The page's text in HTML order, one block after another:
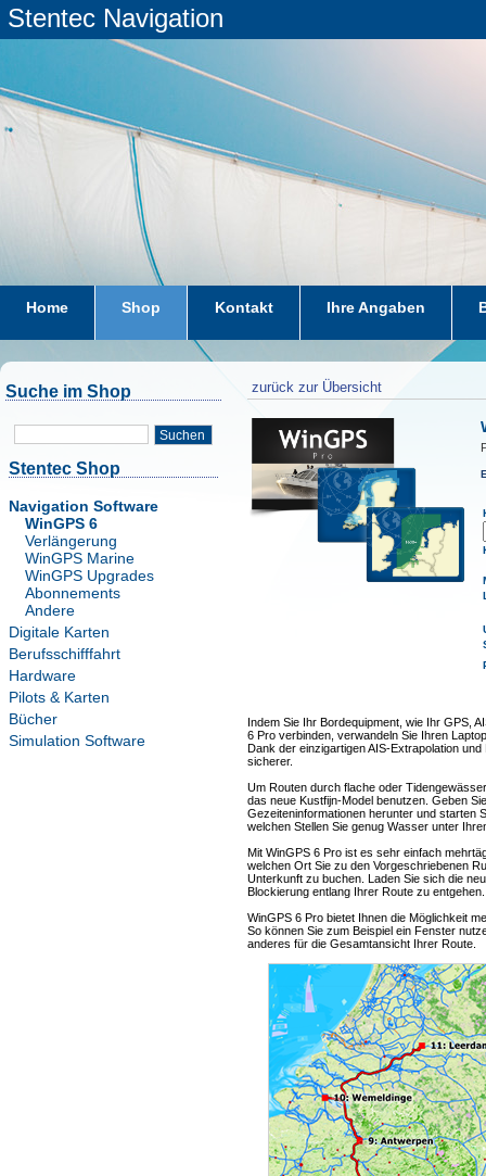
Stentec Navigation
Home Shop Kontakt Ihre Angaben
Suche im Shop
Suchen
Stentec Shop
Navigation Software
WinGPS 6
Verlängerung
WinGPS Marine
WinGPS Upgrades
Abonnements
Andere
Digitale Karten
Berufsschifffahrt
Hardware
Pilots & Karten
Bücher
Simulation Software
zurück zur Übersicht
Indem Sie Ihr Bordequipment, wie Ihr GPS,
6 Pro verbinden, verwandeln Sie Ihren
Dank der einzigartigen AIS-Extrapolation
sicherer.
Um Routen durch flache oder
das neue Kustfijn-Model benutzen. Geben
Gezeiteninformationen herunter und starten
welchen Stellen Sie genug Wasser unter
Mit WinGPS 6 Pro ist es sehr einfach
welchen Ort Sie zu den Vorgeschriebenen
Unterkunft zu buchen. Laden Sie sich die
Blockierung entlang Ihrer Route zu entgehen.
WinGPS 6 Pro bietet Ihnen die Möglichkeit
So können Sie zum Beispiel ein Fenster
anderes für die Gesamtansicht Ihrer Route.